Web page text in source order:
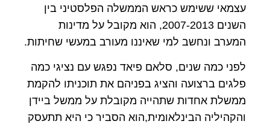
עצמאי ששימש כראש הממשלה הפלסטיני בין
השנים 2007-2013, הוא מקובל על מדינות
המערב ונחשב למי שאיננו מעורב במעשי שחיתות.
לפני כמה שנים, סלאם פיאד נפגש עם נציגי כמה
פלגים ברצועה והציג בפניהם את תוכניתו להקמת
ממשלת אחדות שתהייה מקובלת על ממשל ביידן
והקהיליה הבינלאומית,הוא הסביר כי היא תתעסק